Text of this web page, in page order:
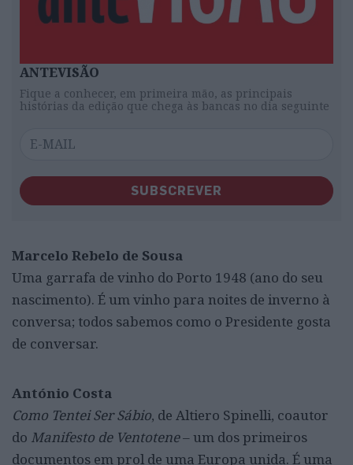
ANTEVISÃO
Fique a conhecer, em primeira mão, as principais
histórias da edição que chega às bancas no dia seguinte
SUBSCREVER
Marcelo Rebelo de Sousa
Uma garrafa de vinho do Porto 1948 (ano do seu
nascimento). É um vinho para noites de inverno à
conversa; todos sabemos como o Presidente gosta
de conversar.
António Costa
Como Tentei Ser Sábio, de Altiero Spinelli, coautor
do Manifesto de Ventotene– um dos primeiros
documentos em prol de uma Europa unida. É uma